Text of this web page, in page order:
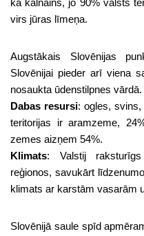
kā kalnains, jo 90% valsts
virs jūras līmeņa.
Augstākais Slovēnijas
Slovēnijai pieder arī viena
nosaukta ūdenstilpnes vārdā.
Dabas resursi: ogles, svins,
teritorijas ir aramzeme,
zemes aizņem 54%.
Klimats: Valstij
reģionos, savukārt
klimats ar karstām vasarām
Slovēnijā saule spīd